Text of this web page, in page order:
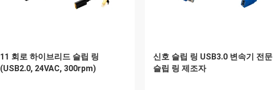
11 회로 하이브리드 슬립 링
(USB2.0, 24VAC, 300rpm)
신호 슬립 링 USB3.0 변속기 전문
슬립 링 제조자